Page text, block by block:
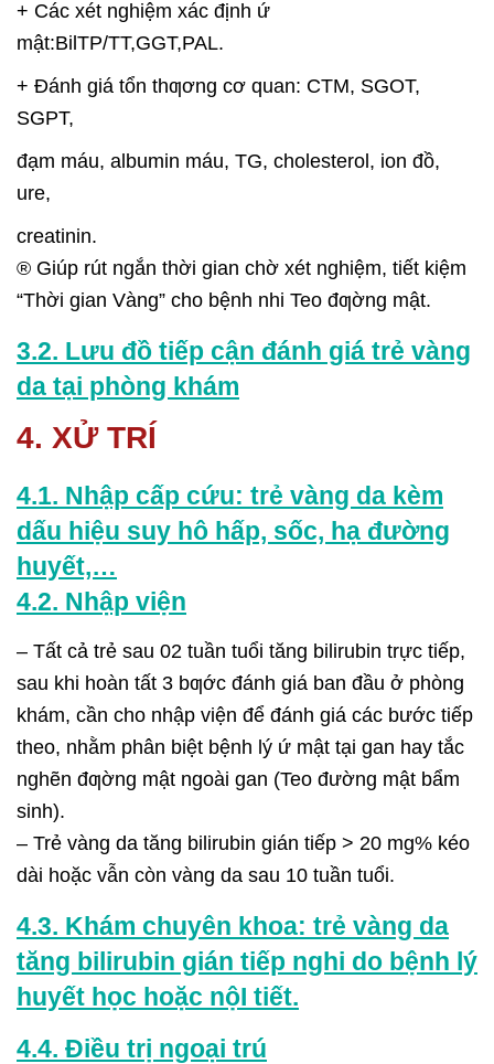
+ Các xét nghiệm xác định ứ
mật:BilTP/TT,GGT,PAL.
+ Đánh giá tổn thƣơng cơ quan: CTM, SGOT,
SGPT,
đạm máu, albumin máu, TG, cholesterol, ion đồ,
ure,
creatinin.
® Giúp rút ngắn thời gian chờ xét nghiệm, tiết kiệm
“Thời gian Vàng” cho bệnh nhi Teo đƣờng mật.
3.2. Lưu đồ tiếp cận đánh giá trẻ vàng
da tại phòng khám
4. XỬ TRÍ
4.1. Nhập cấp cứu: trẻ vàng da kèm
dấu hiệu suy hô hấp, sốc, hạ đường
huyết,…
4.2. Nhập viện
– Tất cả trẻ sau 02 tuần tuổi tăng bilirubin trực tiếp,
sau khi hoàn tất 3 bƣớc đánh giá ban đầu ở phòng
khám, cần cho nhập viện để đánh giá các bước tiếp
theo, nhằm phân biệt bệnh lý ứ mật tại gan hay tắc
nghẽn đƣờng mật ngoài gan (Teo đường mật bẩm
sinh).
– Trẻ vàng da tăng bilirubin gián tiếp > 20 mg% kéo
dài hoặc vẫn còn vàng da sau 10 tuần tuổi.
4.3. Khám chuyên khoa: trẻ vàng da
tăng bilirubin gián tiếp nghi do bệnh lý
huyết học hoặc nộI tiết.
4.4. Điều trị ngoại trú